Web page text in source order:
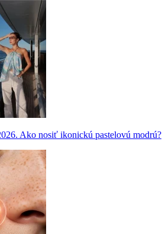
Ako nosiť ikonickú pastelovú modrú?